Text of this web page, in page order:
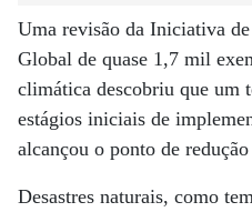
Uma revisão da Iniciativa
Global de quase 1,7 mil
climática descobriu que um
estágios iniciais de
alcançou o ponto de
Desastres naturais, como